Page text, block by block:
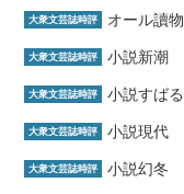
大衆文芸誌時評 オール讀物
大衆文芸誌時評 小説新潮
大衆文芸誌時評 小説すばる
大衆文芸誌時評 小説現代
大衆文芸誌時評 小説幻冬